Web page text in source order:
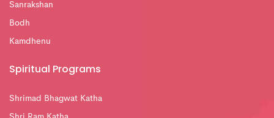
Sanrakshan
Bodh
Kamdhenu
Spiritual Programs
Shrimad Bhagwat Katha